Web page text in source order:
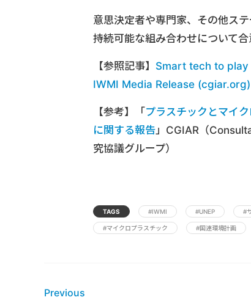
意思決定者や専門家、その他ス
持続可能な組み合わせについて
【参照記事】 Smart tech to
IWMI Media Release (cgiar.org)
【参考】「 プラスチックとマイ
に関する報告」CGIAR（
究協議グループ）
TAGS #IWMI #UNEP #
#マイクロプラスチック #国連環境計画
Previous